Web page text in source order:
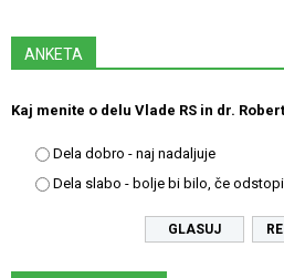
ANKETA
Kaj menite o delu Vlade RS in dr.
Dela dobro - naj nadaljuje
Dela slabo - bolje bi bilo, če odstopi